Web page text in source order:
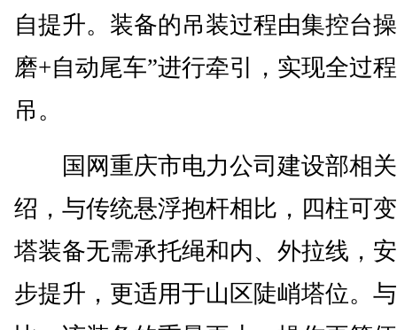
自提升。装备的吊装过程由集控台
磨+自动尾车”进行牵引，实现全过
吊。
国网重庆市电力公司建设部相关
绍，与传统悬浮抱杆相比，四柱可
塔装备无需承托绳和内、外拉线，
步提升，更适用于山区陡峭塔位。